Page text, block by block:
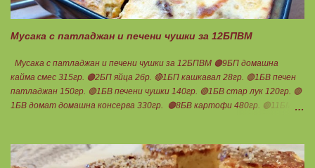
Мусака с патладжан и печени чушки за 12БПВМ
Мусака с патладжан и печени чушки за 12БПВМ 🟠9БП домашна
кайма смес 315гр. 🟠2БП яйца 2бр. 🔴1БП кашкавал 28гр. 🟢1БВ печен
патладжан 150гр. 🟢1БВ печени чушки 140гр. 🟢1БВ стар лук 120гр. 🟢
1БВ домат домашна консерва 330гр. 🟠8БВ картофи 480гр. 🟢11БМ
кайма, може изобщо да не добавяте мазнини... Каймата се задушава с
лука и картофите. Всичко останало с3 нарязва и добавя към сместа.